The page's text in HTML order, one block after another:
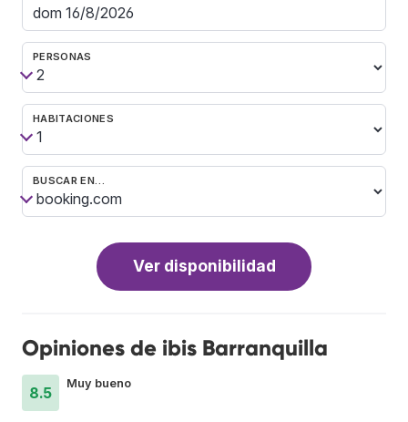
PERSONAS
HABITACIONES
BUSCAR EN…
Ver disponibilidad
Opiniones de ibis Barranquilla
8.5
Muy bueno